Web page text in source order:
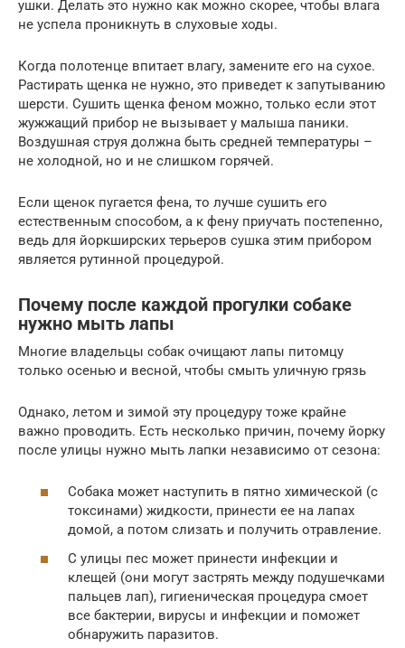
ушки. Делать это нужно как можно скорее, чтобы влага
не успела проникнуть в слуховые ходы.
Когда полотенце впитает влагу, замените его на сухое.
Растирать щенка не нужно, это приведет к запутыванию
шерсти. Сушить щенка феном можно, только если этот
жужжащий прибор не вызывает у малыша паники.
Воздушная струя должна быть средней температуры –
не холодной, но и не слишком горячей.
Если щенок пугается фена, то лучше сушить его
естественным способом, а к фену приучать постепенно,
ведь для йоркширских терьеров сушка этим прибором
является рутинной процедурой.
Почему после каждой прогулки собаке
нужно мыть лапы
Многие владельцы собак очищают лапы питомцу
только осенью и весной, чтобы смыть уличную грязь
Однако, летом и зимой эту процедуру тоже крайне
важно проводить. Есть несколько причин, почему йорку
после улицы нужно мыть лапки независимо от сезона:
Собака может наступить в пятно химической (с
токсинами) жидкости, принести ее на лапах
домой, а потом слизать и получить отравление.
С улицы пес может принести инфекции и
клещей (они могут застрять между подушечками
пальцев лап), гигиеническая процедура смоет
все бактерии, вирусы и инфекции и поможет
обнаружить паразитов.